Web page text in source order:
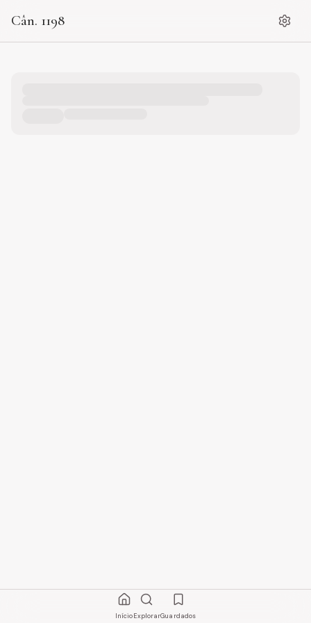
Cân. 1198
InícioExplorarGuardados